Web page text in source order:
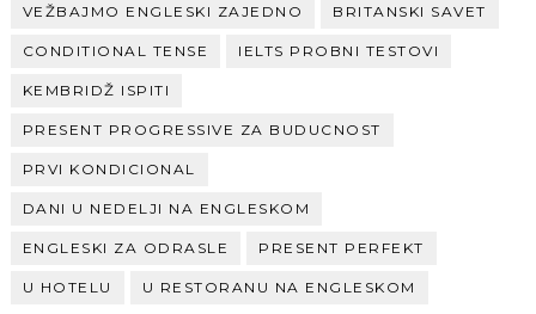
VEŽBAJMO ENGLESKI ZAJEDNO BRITANSKI SAVET
CONDITIONAL TENSE IELTS PROBNI TESTOVI
KEMBRIDŽ ISPITI
PRESENT PROGRESSIVE ZA BUDUCNOST
PRVI KONDICIONAL
DANI U NEDELJI NA ENGLESKOM
ENGLESKI ZA ODRASLE PRESENT PERFEKT
U HOTELU U RESTORANU NA ENGLESKOM